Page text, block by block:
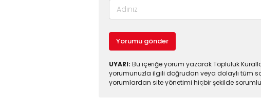
Yorumu gönder
UYARI: Bu içeriğe yorum yazarak Topluluk
yorumunuzla ilgili doğrudan veya dolaylı tüm
yorumlardan site yönetimi hiçbir şekilde